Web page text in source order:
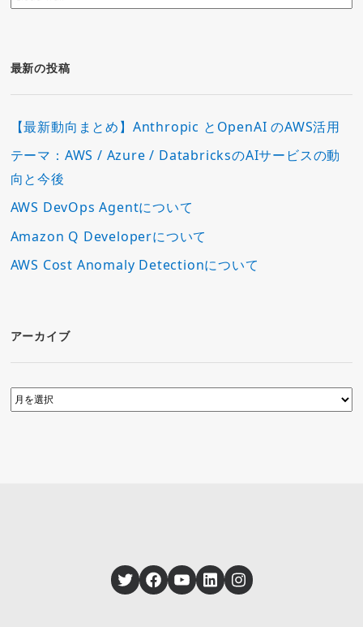
テ
ー
最新の投稿
【最新動向まとめ】Anthropic とOpenAI のAWS活用
テーマ：AWS / Azure / DatabricksのAIサービスの動
向と今後
AWS DevOps Agentについて
Amazon Q Developerについて
AWS Cost Anomaly Detectionについて
アーカイブ
Twitter Facebook YouTube LinkedIn Instagram